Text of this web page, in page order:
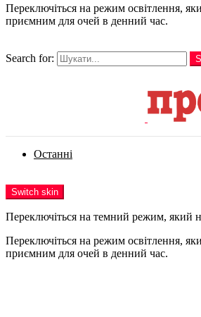
Переключіться на режим освітлення,
приємним для очей в денний час.
Search for:
Останні
Switch skin
Переключіться на темний режим, який
Переключіться на режим освітлення,
приємним для очей в денний час.